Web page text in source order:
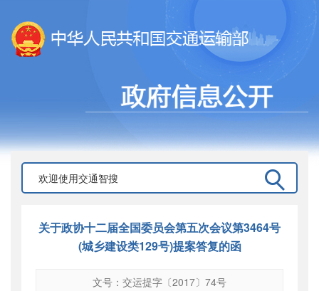
关于政协十二届全国委员会第五次会议第3464号
(城乡建设类129号)提案答复的函
文号：交运提字〔2017〕74号